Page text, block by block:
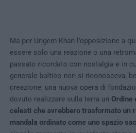
Ma per Ungern Khan l’opposizione a
essere solo una reazione o una
passato ricordato con nostalgia e in
generale baltico non si riconosceva,
creazione, una nuova opera di
dovuto realizzare sulla terra un Ordine
celesti che avrebbero trasformato un
mandala ordinato come uno spazio